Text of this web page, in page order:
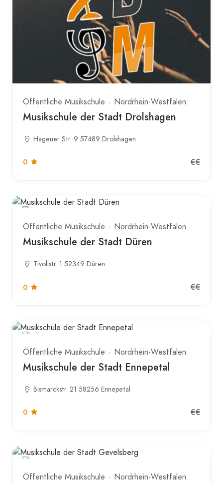
Öffentliche Musikschule Nordrhein-Westfalen
Musikschule der Stadt Drolshagen
Hagener Str. 9 57489 Drolshagen
0 €€
Öffentliche Musikschule Nordrhein-Westfalen
Musikschule der Stadt Düren
Tivolistr. 1 52349 Düren
0 €€
Öffentliche Musikschule Nordrhein-Westfalen
Musikschule der Stadt Ennepetal
Bismarckstr. 21 58256 Ennepetal
0 €€
Öffentliche Musikschule Nordrhein-Westfalen